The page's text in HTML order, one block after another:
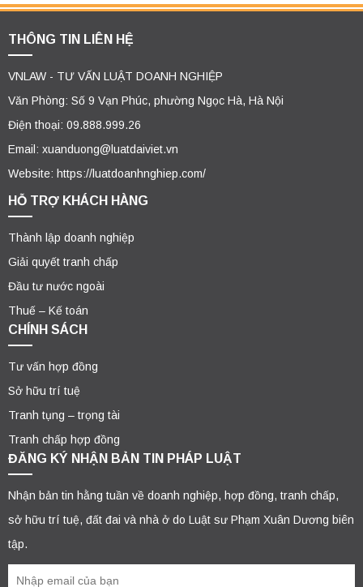
THÔNG TIN LIÊN HỆ
VNLAW - TƯ VẤN LUẬT DOANH NGHIỆP
Văn Phòng: Số 9 Vạn Phúc, phường Ngọc Hà, Hà Nội
Điện thoại: 09.888.999.26
Email: xuanduong@luatdaiviet.vn
Website: https://luatdoanhnghiep.com/
HỖ TRỢ KHÁCH HÀNG
Thành lập doanh nghiệp
Giải quyết tranh chấp
Đầu tư nước ngoài
Thuế – Kế toán
CHÍNH SÁCH
Tư vấn hợp đồng
Sở hữu trí tuệ
Tranh tụng – trọng tài
Tranh chấp hợp đồng
ĐĂNG KÝ NHẬN BẢN TIN PHÁP LUẬT
Nhận bản tin hằng tuần về doanh nghiệp, hợp đồng, tranh chấp,
sở hữu trí tuệ, đất đai và nhà ở do Luật sư Phạm Xuân Dương biên
tập.